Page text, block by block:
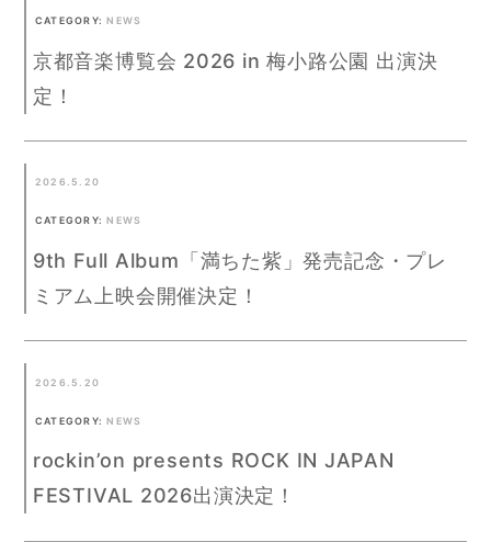
CATEGORY: NEWS
京都音楽博覧会 2026 in 梅小路公園 出演決
定！
2026.5.20
CATEGORY: NEWS
9th Full Album「満ちた紫」発売記念・プレ
ミアム上映会開催決定！
2026.5.20
CATEGORY: NEWS
rockin’on presents ROCK IN JAPAN
FESTIVAL 2026出演決定！